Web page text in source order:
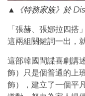
▲《特務家族》於
「張赫、張娜拉四搭
這兩組關鍵詞一出，
這部韓國間諜喜劇講
飾）只是個普通的上
飾），建立了一個平